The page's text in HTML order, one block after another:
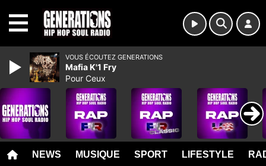
NEWS MUSIQUE SPORT LIFESTYLE
VOUS ÉCOUTEZ GENERATIONS
Mafia K'1 Fry
Pour Ceux